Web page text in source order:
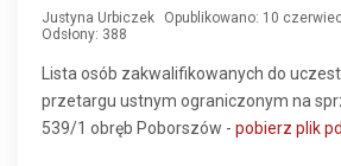
Justyna Urbiczek
Opublikowano: 10
Odsłony: 388
Lista osób zakwalifikowanych do
przetargu ustnym ograniczonym na
539/1 obręb Poborszów - pobierz plik